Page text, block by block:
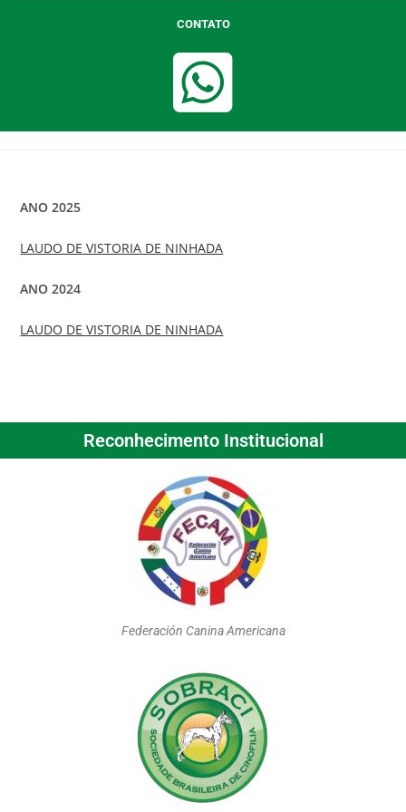
CONTATO
ANO 2025
LAUDO DE VISTORIA DE NINHADA
ANO 2024
LAUDO DE VISTORIA DE NINHADA
Reconhecimento Institucional
Federación Canina Americana